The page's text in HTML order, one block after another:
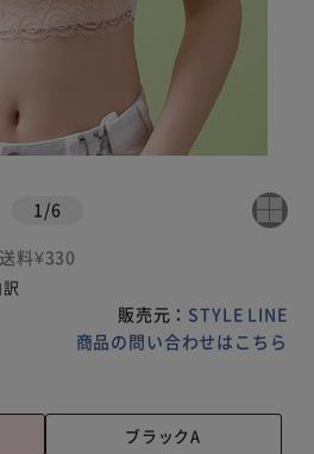
1/6
料¥330
販売元： STYLE LINE
商品の問い合わせはこちら
ブラックA